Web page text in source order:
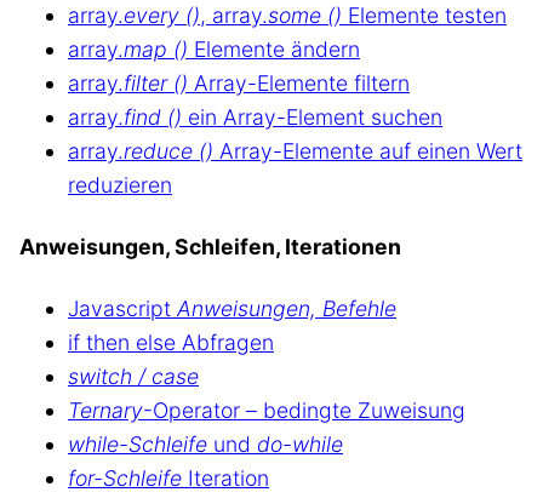
array.every (), array.some () Elemente testen
array.map () Elemente ändern
array.filter () Array-Elemente filtern
array.find () ein Array-Element suchen
array.reduce () Array-Elemente auf einen Wert
reduzieren
Anweisungen, Schleifen, Iterationen
Javascript Anweisungen, Befehle
if then else Abfragen
switch / case
Ternary-Operator – bedingte Zuweisung
while-Schleife und do-while
for-Schleife Iteration